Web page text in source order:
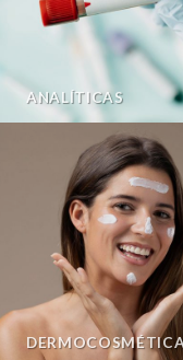
ANALÍTICAS
DERMOCOSMÉTICA